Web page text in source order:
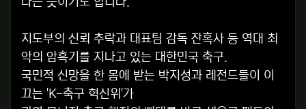
지도부의 신뢰 추락과 대표팀 감독 잔혹사 등 역대 최
악의 암흑기를 지나고 있는 대한민국 축구.
국민적 신망을 한 몸에 받는 박지성과 레전드들이 이
끄는 'K-축구 혁신위'가